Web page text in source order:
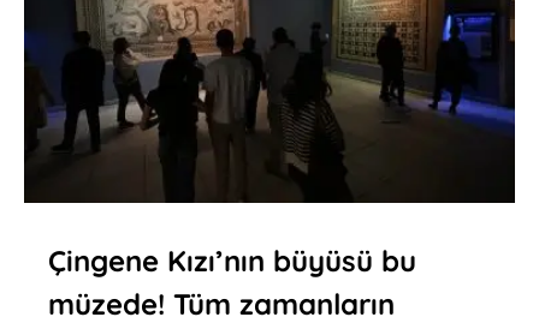
Çingene Kızı’nın büyüsü bu
müzede! Tüm zamanların